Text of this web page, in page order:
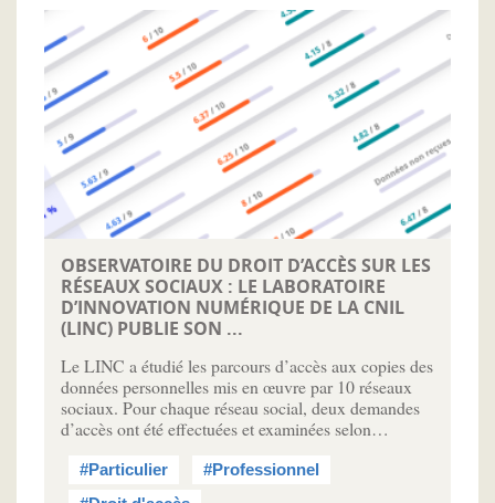
OBSERVATOIRE DU DROIT D’ACCÈS SUR LES
RÉSEAUX SOCIAUX : LE LABORATOIRE
D’INNOVATION NUMÉRIQUE DE LA CNIL
(LINC) PUBLIE SON ...
Le LINC a étudié les parcours d’accès aux copies des
données personnelles mis en œuvre par 10 réseaux
sociaux. Pour chaque réseau social, deux demandes
d’accès ont été effectuées et examinées selon…
#Particulier
#Professionnel